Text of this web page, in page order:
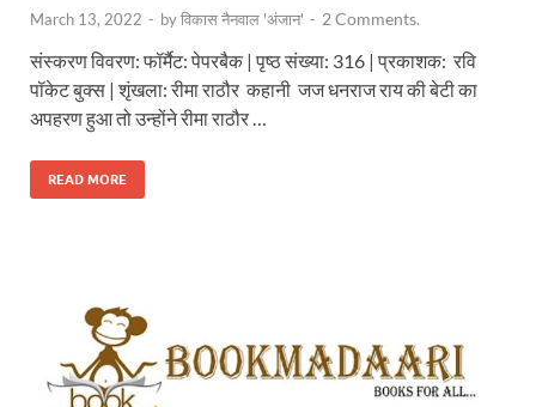
March 13, 2022 - byविकास नैनवाल 'अंजान' - 2 Comments.
संस्करण विवरण: फॉर्मैट: पेपरबैक | पृष्ठ संख्या: 316 | प्रकाशक: रवि
पॉकेट बुक्स | शृंखला: रीमा राठौर कहानी जज धनराज राय की बेटी का
अपहरण हुआ तो उन्होंने रीमा राठौर …
READ MORE